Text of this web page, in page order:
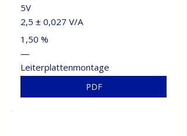
PDF
2,5 ± 0,027 V/A
5V
1,50 %
—
Leiterplattenmontage